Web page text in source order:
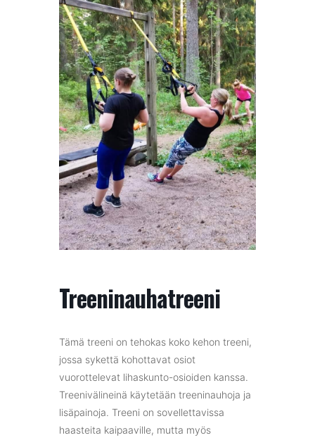
Treeninauhatreeni
Tämä treeni on tehokas koko kehon treeni,
jossa sykettä kohottavat osiot
vuorottelevat lihaskunto-osioiden kanssa.
Treenivälineinä käytetään treeninauhoja ja
lisäpainoja. Treeni on sovellettavissa
haasteita kaipaaville, mutta myös